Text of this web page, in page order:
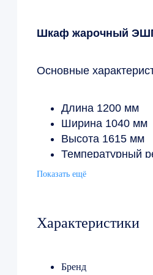
Шкаф жарочный
Основные
Длина 1200 мм
Ширина 1040 мм
Высота 1615 мм
Температурный
Напряжение 380 В
Показать ещё
Характеристики
Бренд